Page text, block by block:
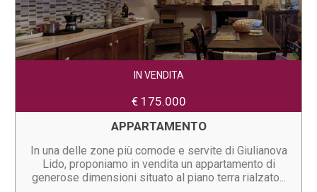
IN VENDITA
€ 175.000
APPARTAMENTO
In una delle zone più comode e servite di Giulianova
Lido, proponiamo in vendita un appartamento di
generose dimensioni situato al piano terra rialzato...